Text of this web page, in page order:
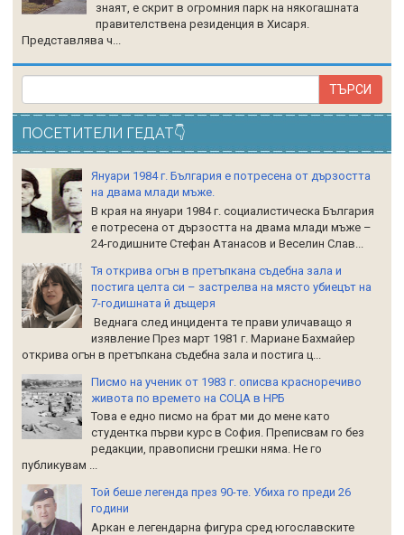
знаят, е скрит в огромния парк на някогашната
правителствена резиденция в Хисаря.
Представлява ч...
ПОСЕТИТЕЛИ ГЕДАТ👇
Януари 1984 г. България е потресена от дързостта
на двама млади мъже.
В края на януари 1984 г. социалистическа България
е потресена от дързостта на двама млади мъже –
24-годишните Стефан Атанасов и Веселин Слав...
Тя открива огън в претъпкана съдебна зала и
постига целта си – застрелва на място убиецът на
7-годишната й дъщеря
Веднага след инцидента те прави уличаващо я
изявление През март 1981 г. Мариане Бахмайер
открива огън в претъпкана съдебна зала и постига ц...
Писмо на ученик от 1983 г. описва красноречиво
живота по времето на СОЦА в НРБ
Това е едно писмо на брат ми до мене като
студентка първи курс в София. Преписвам го без
редакции, правописни грешки няма. Не го
публикувам ...
Той беше легенда през 90-те. Убиха го преди 26
години
Аркан е легендарна фигура сред югославските